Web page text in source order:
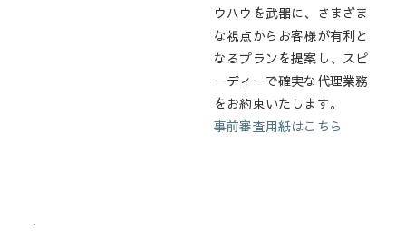
ウハウを武器に、さまざま
な視点からお客様が有利と
なるプランを提案し、スピ
ーディーで確実な代理業務
をお約束いたします。
事前審査用紙はこちら
.